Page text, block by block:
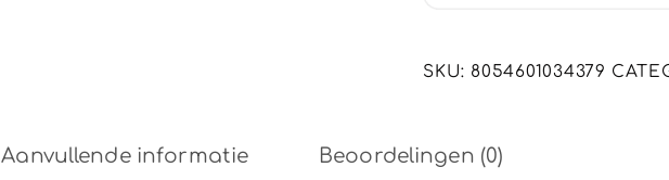
en
SKU: 8054601034379
Aanvullende informatie Beoordelingen (0)